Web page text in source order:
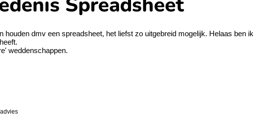
houden dmv een spreadsheet, het liefst zo uitgebreid mogelijk. Helaas ben
weddenschappen.